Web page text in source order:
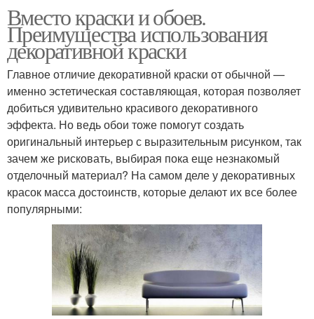
Вместо краски и обоев.
Преимущества использования
декоративной краски
Главное отличие декоративной краски от обычной —
именно эстетическая составляющая, которая позволяет
добиться удивительно красивого декоративного
эффекта. Но ведь обои тоже помогут создать
оригинальный интерьер с выразительным рисунком, так
зачем же рисковать, выбирая пока еще незнакомый
отделочный материал? На самом деле у декоративных
красок масса достоинств, которые делают их все более
популярными: